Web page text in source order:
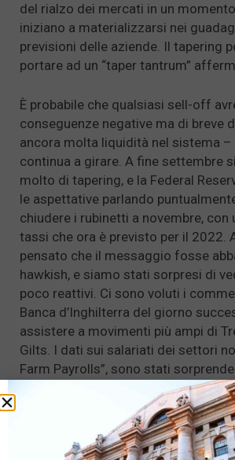
del rialzo dei mercati in un
iniziano a materializzarsi nei
previsioni delle aziende. Il tapering
portare ad un “taper tantrum”
È probabile che qualsiasi sell-off
conseguenze negative ma di breve
ancora molta liquidità nel sistema
continua a girare. A fine settembre
molto di tapering, e la Federal
le aspettative parlando
chiudere i rubinetti a novembre, con
tassi che ora è previsto per il 2022.
pensato che il messaggio fosse
hawkish, e siamo stati sorpresi di
poco reattivi. Ci sono voluti i
Banca d’Inghilterra del giorno
assistere a movimenti più ampi di
Gilts. I dati sui salariati dei settori
Farm Payrolls”, sono stati
sebbene – con le revisioni al rialzo
agosto – probabilmente non
impedire un avvio del tapering a
che la variante Delta mostri ancora